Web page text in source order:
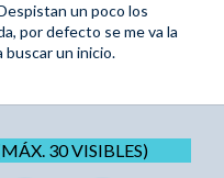
un poco los
por defecto se me va la
buscar un inicio.
30 VISIBLES)